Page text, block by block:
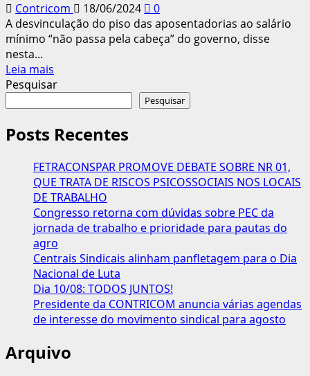
Contricom 18/06/2024
0
A desvinculação do piso das aposentadorias ao salário
mínimo “não passa pela cabeça” do governo, disse
nesta...
Leia mais
mais
descarta
desvinculação
de
aposentadorias
do
salário
mínimo
Pesquisar
Pesquisar
Posts Recentes
FETRACONSPAR PROMOVE DEBATE SOBRE NR 01,
QUE TRATA DE RISCOS PSICOSSOCIAIS NOS LOCAIS
DE TRABALHO
Congresso retorna com dúvidas sobre PEC da
jornada de trabalho e prioridade para pautas do
agro
Centrais Sindicais alinham panfletagem para o Dia
Nacional de Luta
Dia 10/08: TODOS JUNTOS!
Presidente da CONTRICOM anuncia várias agendas
de interesse do movimento sindical para agosto
Arquivo